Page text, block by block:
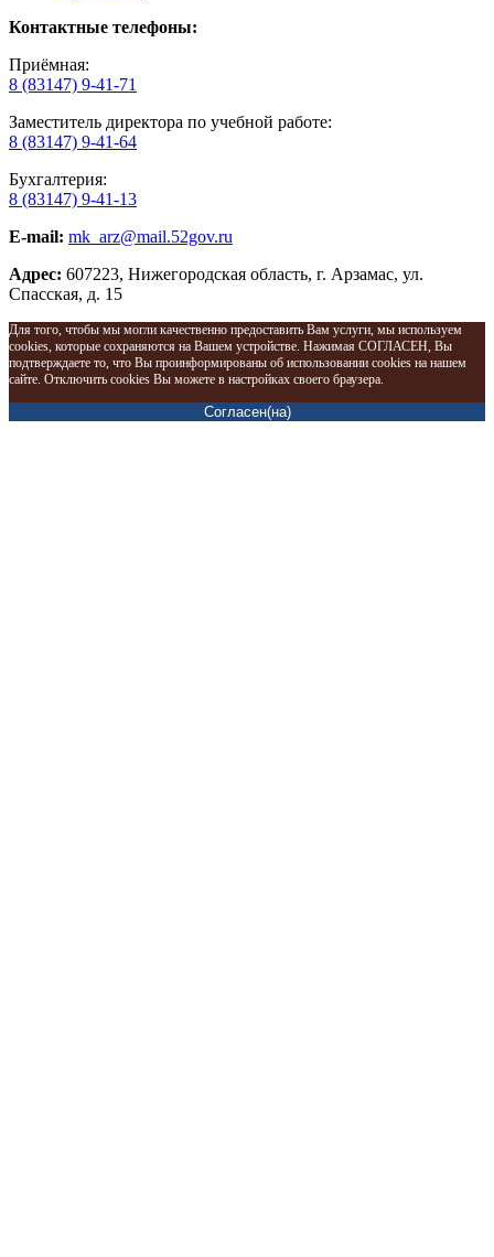
Контактные телефоны:
Приёмная:
8 (83147) 9-41-71
Заместитель директора по учебной работе:
8 (83147) 9-41-64
Бухгалтерия:
8 (83147) 9-41-13
E-mail: mk_arz@mail.52gov.ru
Адрес: 607223, Нижегородская область, г. Арзамас, ул.
Спасская, д. 15
Для того, чтобы мы могли качественно предоставить Вам услуги, мы используем
cookies, которые сохраняются на Вашем устройстве. Нажимая СОГЛАСЕН, Вы
подтверждаете то, что Вы проинформированы об использовании cookies на нашем
сайте. Отключить cookies Вы можете в настройках своего браузера.
Согласен(на)